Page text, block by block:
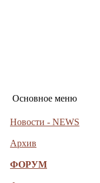
Основное меню
Новости - NEWS
Архив
ФОРУМ